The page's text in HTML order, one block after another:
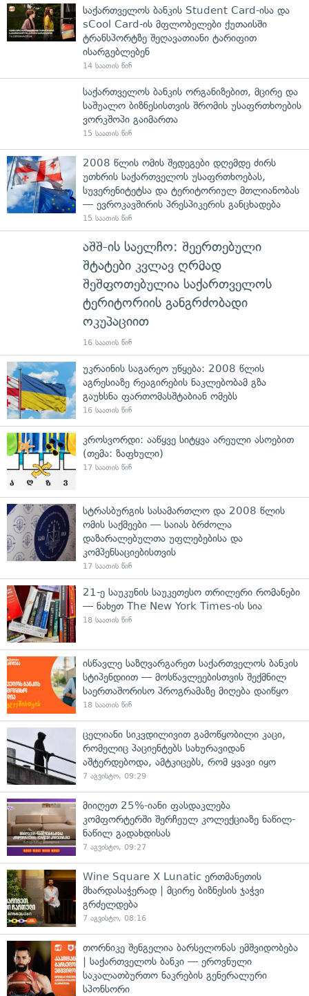
საქართველოს ბანკის Student Card-ისა და
sCool Card-ის მფლობელები ქუთაისში
ტრანსპორტზე შეღავათიანი ტარიფით
ისარგებლებენ
14 საათის წინ
საქართველოს ბანკის ორგანიზებით, მცირე და
საშუალო ბიზნესისთვის შრომის უსაფრთხოების
ვორკშოპი გაიმართა
15 საათის წინ
2008 წლის ომის შედეგები დღემდე ძირს
უთხრის საქართველოს უსაფრთხოებას,
სუვერენიტეტსა და ტერიტორიულ მთლიანობას
— ევროკავშირის პრესპიკერის განცხადება
15 საათის წინ
აშშ-ის საელჩო: შეერთებული
შტატები კვლავ ღრმად
შეშფოთებულია საქართველოს
ტერიტორიის განგრძობადი
ოკუპაციით
16 საათის წინ
უკრაინის საგარეო უწყება: 2008 წლის
აგრესიაზე რეაგირების ნაკლებობამ გზა
გაუხსნა ფართომასშტაბიან ომებს
16 საათის წინ
კროსვორდი: ააწყვე სიტყვა არეული ასოებით
(თემა: ზაფხული)
17 საათის წინ
სტრასბურგის სასამართლო და 2008 წლის
ომის საქმეები — საიას ბრძოლა
დაზარალებულთა უფლებებისა და
კომპენსაციებისთვის
17 საათის წინ
21-ე საუკუნის საუკეთესო თრილერი რომანები
— ნახეთ The New York Times-ის სია
18 საათის წინ
ისწავლე საზღვარგარეთ საქართველოს ბანკის
სტიპენდიით — მოსწავლეებისთვის შექმნილ
საერთაშორისო პროგრამაზე მიღება დაიწყო
18 საათის წინ
ცელიანი სიკვდილივით გამოწყობილი კაცი,
რომელიც პაციენტებს სახურავიდან
აშტერდებოდა, ამტკიცებს, რომ ყვავი იყო
7 აგვისტო, 09:29
მიიღეთ 25%-იანი ფასდაკლება
კომფორტერში შერჩეულ კოლექციაზე ნაწილ-
ნაწილ გადახდისას
7 აგვისტო, 09:27
Wine Square X Lunatic ერთმანეთის
მხარდასაჭერად | მცირე ბიზნესის ჯაჭვი
გრძელდება
7 აგვისტო, 08:16
თორნიკე შენგელია ბარსელონას ემშვიდობება
| საქართველოს ბანკი — ეროვნული
საკალათბურთო ნაკრების გენერალური
სპონსორი